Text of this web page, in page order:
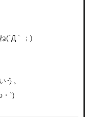
(´Д｀；)
う。
・`)